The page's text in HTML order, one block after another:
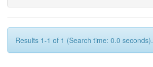
Results 1-1 of 1 (Search time: 0.0 seconds).